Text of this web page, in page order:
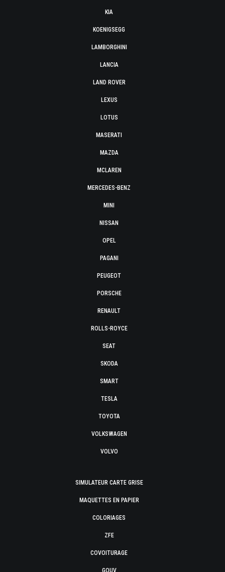
KIA
KOENIGSEGG
LAMBORGHINI
LANCIA
LAND ROVER
LEXUS
LOTUS
MASERATI
MAZDA
MCLAREN
MERCEDES-BENZ
MINI
NISSAN
OPEL
PAGANI
PEUGEOT
PORSCHE
RENAULT
ROLLS-ROYCE
SEAT
SKODA
SMART
TESLA
TOYOTA
VOLKSWAGEN
VOLVO
SIMULATEUR CARTE GRISE
MAQUETTES EN PAPIER
COLORIAGES
ZFE
COVOITURAGE
GOUV